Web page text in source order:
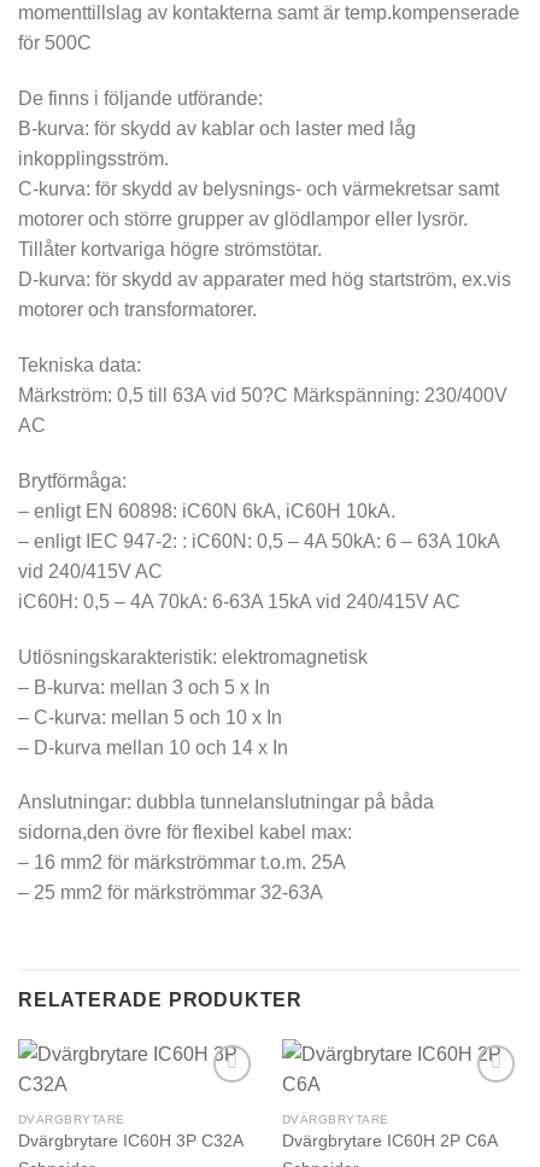
momenttillslag av kontakterna samt är temp.kompenserade
för 500C
De finns i följande utförande:
B-kurva: för skydd av kablar och laster med låg
inkopplingsström.
C-kurva: för skydd av belysnings- och värmekretsar samt
motorer och större grupper av glödlampor eller lysrör.
Tillåter kortvariga högre strömstötar.
D-kurva: för skydd av apparater med hög startström, ex.vis
motorer och transformatorer.
Tekniska data:
Märkström: 0,5 till 63A vid 50?C Märkspänning: 230/400V
AC
Brytförmåga:
– enligt EN 60898: iC60N 6kA, iC60H 10kA.
– enligt IEC 947-2: : iC60N: 0,5 – 4A 50kA: 6 – 63A 10kA
vid 240/415V AC
iC60H: 0,5 – 4A 70kA: 6-63A 15kA vid 240/415V AC
Utlösningskarakteristik: elektromagnetisk
– B-kurva: mellan 3 och 5 x In
– C-kurva: mellan 5 och 10 x In
– D-kurva mellan 10 och 14 x In
Anslutningar: dubbla tunnelanslutningar på båda
sidorna,den övre för flexibel kabel max:
– 16 mm2 för märkströmmar t.o.m. 25A
– 25 mm2 för märkströmmar 32-63A
RELATERADE PRODUKTER
DVÄRGBRYTARE
Dvärgbrytare IC60H 3P C32A
DVÄRGBRYTARE
Dvärgbrytare IC60H 2P C6A